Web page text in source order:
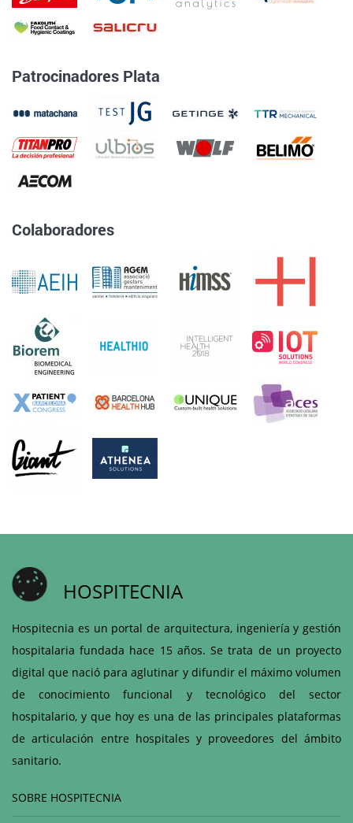
Patrocinadores Plata
Colaboradores
HOSPITECNIA
Hospitecnia es un portal de arquitectura, ingeniería y gestión
hospitalaria fundada hace 15 años. Se trata de un proyecto
digital que nació para aglutinar y difundir el máximo volumen
de conocimiento funcional y tecnológico del sector
hospitalario, y que hoy es una de las principales plataformas
de articulación entre hospitales y proveedores del ámbito
sanitario.
SOBRE HOSPITECNIA